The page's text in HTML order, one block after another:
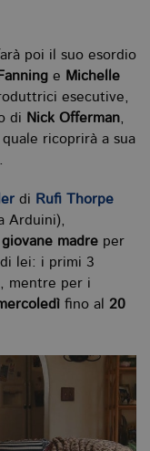
poi il suo esordio
e Michelle
esecutive,
di Nick Offerman,
quale ricoprirà a sua
di Rufi Thorpe
Arduini),
giovane madre per
lei: i primi 3
mentre per i
fino al 20